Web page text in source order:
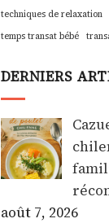
techniques de relaxation
temps transat bébé
DERNIERS
août 7, 2026